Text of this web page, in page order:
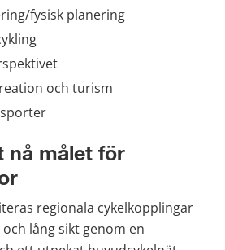
fysisk planering
och turism
nå målet för
regionala cykelkopplingar
lång sikt genom en